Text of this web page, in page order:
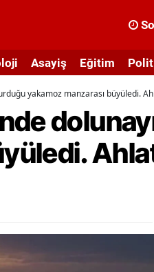
Asayiş Eğitim
yakamoz manzarası büyüledi.